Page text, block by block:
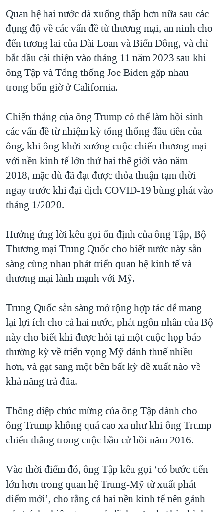
Quan hệ hai nước đã xuống thấp hơn nữa sau các
đụng độ về các vấn đề từ thương mại, an ninh cho
đến tương lai của Đài Loan và Biển Đông, và chỉ
bắt đầu cải thiện vào tháng 11 năm 2023 sau khi
ông Tập và Tổng thống Joe Biden gặp nhau
trong bốn giờ ở California.
Chiến thắng của ông Trump có thể làm hồi sinh
các vấn đề từ nhiệm kỳ tổng thống đầu tiên của
ông, khi ông khởi xướng cuộc chiến thương mại
với nền kinh tế lớn thứ hai thế giới vào năm
2018, mặc dù đã đạt được thỏa thuận tạm thời
ngay trước khi đại dịch COVID-19 bùng phát vào
tháng 1/2020.
Hưởng ứng lời kêu gọi ổn định của ông Tập, Bộ
Thương mại Trung Quốc cho biết nước này sẵn
sàng cùng nhau phát triển quan hệ kinh tế và
thương mại lành mạnh với Mỹ.
Trung Quốc sẵn sàng mở rộng hợp tác để mang
lại lợi ích cho cả hai nước, phát ngôn nhân của Bộ
này cho biết khi được hỏi tại một cuộc họp báo
thường kỳ về triển vọng Mỹ đánh thuế nhiều
hơn, và gạt sang một bên bất kỳ đề xuất nào về
khả năng trả đũa.
Thông điệp chúc mừng của ông Tập dành cho
ông Trump không quá cao xa như khi ông Trump
chiến thắng trong cuộc bầu cử hồi năm 2016.
Vào thời điểm đó, ông Tập kêu gọi ‘có bước tiến
lớn hơn trong quan hệ Trung-Mỹ từ xuất phát
điểm mới’, cho rằng cả hai nền kinh tế nên gánh